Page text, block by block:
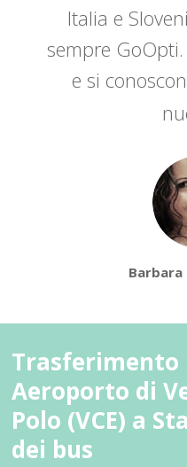
Italia e
sempre
e si
Barbara
Trasferimento
Aeroporto di
Polo (VCE) a
dei bus